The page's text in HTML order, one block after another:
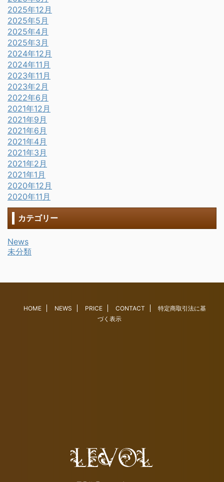
2025年12月
2025年5月
2025年4月
2025年3月
2024年12月
2024年11月
2023年11月
2023年2月
2022年6月
2021年12月
2021年9月
2021年6月
2021年4月
2021年3月
2021年2月
2021年1月
2020年12月
2020年11月
カテゴリー
News
未分類
HOME NEWS PRICE CONTACT
特定商取引法に基
づく表示